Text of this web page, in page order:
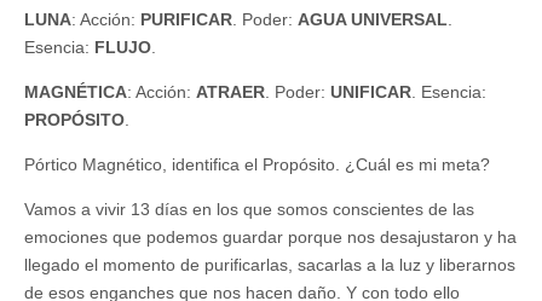
LUNA: Acción: PURIFICAR . Poder: AGUA UNIVERSAL
Esencia: FLUJO
MAGNÉTICA: Acción: ATRAER . Poder: UNIFICAR . Esencia:
PROPÓSITO
Pórtico Magnético, identifica el Propósito. ¿Cuál es mi meta?
Vamos a vivir 13 días en los que somos conscientes de las
emociones que podemos guardar porque nos desajustaron y ha
llegado el momento de purificarlas, sacarlas a la luz y liberarnos
de esos enganches que nos hacen daño. Y con todo ello